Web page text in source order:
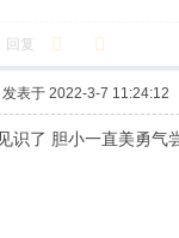
回复
发表于 2022-3-7 11:24:12
识了 胆小一直美勇气